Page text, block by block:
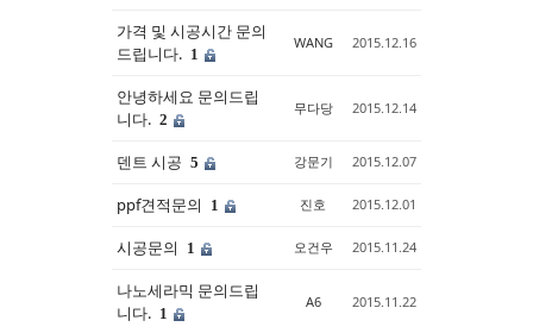
가격 및 시공시간 문의
드립니다. 1
WANG 2015.12.16
안녕하세요 문의드립
니다. 2
무다당 2015.12.14
덴트 시공 5 강문기 2015.12.07
ppf견적문의 1 진호 2015.12.01
시공문의 1 오건우 2015.11.24
나노세라믹 문의드립
니다. 1
A6 2015.11.22